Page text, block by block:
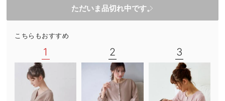
デロンギ
入院準備の持ち物チェック
ただいま品切れ中です。
こちらもおすすめ
1 2 3